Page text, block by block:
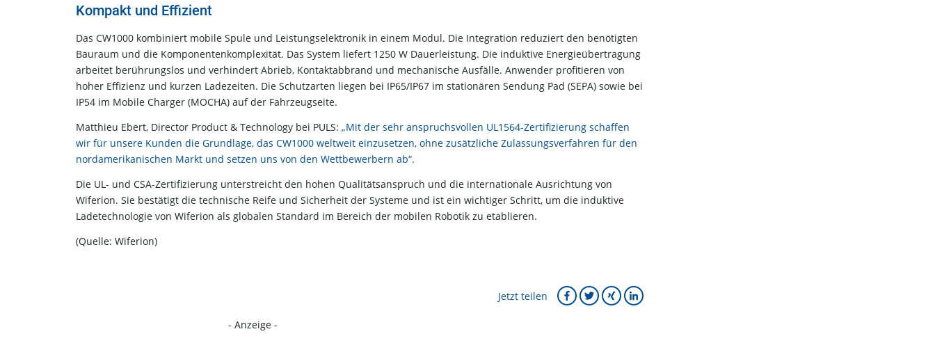
Kompakt und Effizient
Das CW1000 kombiniert mobile Spule und Leistungselektronik in einem Modul. Die Integration reduziert den benötigten
Bauraum und die Komponentenkomplexität. Das System liefert 1250 W Dauerleistung. Die induktive Energieübertragung
arbeitet berührungslos und verhindert Abrieb, Kontaktabbrand und mechanische Ausfälle. Anwender profitieren von
hoher Effizienz und kurzen Ladezeiten. Die Schutzarten liegen bei IP65/IP67 im stationären Sendung Pad (SEPA) sowie bei
IP54 im Mobile Charger (MOCHA) auf der Fahrzeugseite.
Matthieu Ebert, Director Product & Technology bei PULS: „Mit der sehr anspruchsvollen UL1564-Zertifizierung schaffen
wir für unsere Kunden die Grundlage, das CW1000 weltweit einzusetzen, ohne zusätzliche Zulassungsverfahren für den
nordamerikanischen Markt und setzen uns von den Wettbewerbern ab“.
Die UL- und CSA-Zertifizierung unterstreicht den hohen Qualitätsanspruch und die internationale Ausrichtung von
Wiferion. Sie bestätigt die technische Reife und Sicherheit der Systeme und ist ein wichtiger Schritt, um die induktive
Ladetechnologie von Wiferion als globalen Standard im Bereich der mobilen Robotik zu etablieren.
(Quelle: Wiferion)
Jetzt teilen
- Anzeige -